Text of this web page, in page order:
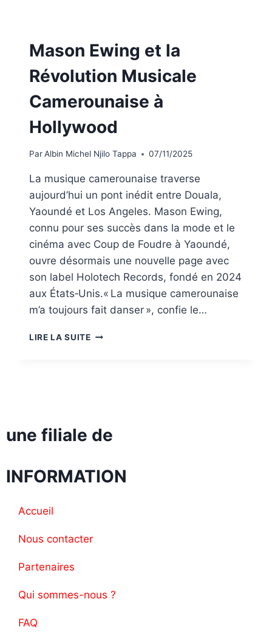
Mason Ewing et la
Révolution Musicale
Camerounaise à
Hollywood
ParAlbin Michel Njilo Tappa 07/11/2025
La musique camerounaise traverse
aujourd’hui un pont inédit entre Douala,
Yaoundé et Los Angeles. Mason Ewing,
connu pour ses succès dans la mode et le
cinéma avec Coup de Foudre à Yaoundé,
ouvre désormais une nouvelle page avec
son label Holotech Records, fondé en 2024
aux États‑Unis.« La musique camerounaise
m’a toujours fait danser », confie le…
LIRE LA SUITE
une filiale de
INFORMATION
Accueil
Nous contacter
Partenaires
Qui sommes-nous ?
FAQ